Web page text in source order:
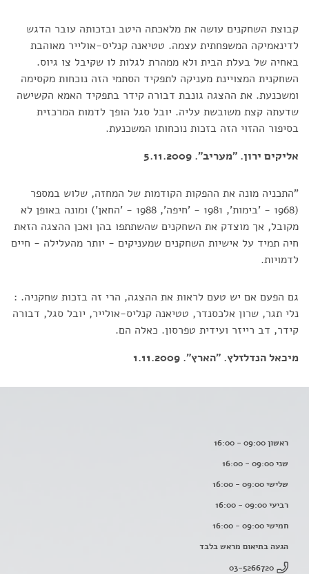
קבוצת השחקנים עושה את מלאכתה היטב ובזכותה עובר הדגש
לדינאמיקה המשפחתית עצמה. טטיאנה קנליס-אולייר מאוהבת
באחיה של בעלת הבית ולא ממהרת לגלות לו שקיבל צו גיוס.
השחקנית המצויינת מעניקה לתפקיד הסתמי הזה נוכחות מקסימה
ומשכנעת. את ההצגה גונבת דבורה קידר בתפקיד האמא הקשישה
שדעתה קצת משובשת עליה. יובל סגל הופך לדמות המרכזית
בסיפור ההזוי הזה בזכות נוכחותו המשכנעת.
אליקים ירון. "מעריב". 5.11.2009
"התכניה מונה את ההפקות הקודמות של המחזה, שלוש במספר
(1968 - 'בימות', 1981 - 'חיפה', 1988 - 'החאן') ומונה באופן לא
מקובל, אך מוצדק את השחקנים שהשתתפו בהן ואכן ההצגה הזאת
חיה תמיד על אישיות השחקנים שמעניקים - יותר מהעלילה - חיים
לדמויות.
גם הפעם אם יש טעם לראות את ההצגה, הרי זה בזכות שחקניה. :
נלי תגר, שרון אלכסנדר, טטיאנה קנליס-אולייר, יובל סגל, דבורה
קידר, דב רייזר ועידית טפרסון. כאלה הם.
מיכאל הנדלזלץ. "הארץ". 1.11.2009
ראשון 09:00 - 16:00
שני 09:00 - 16:00
שלישי 09:00 - 16:00
רביעי 09:00 - 16:00
חמישי 09:00 - 16:00
הגעה בתיאום מראש בלבד
03-5266720